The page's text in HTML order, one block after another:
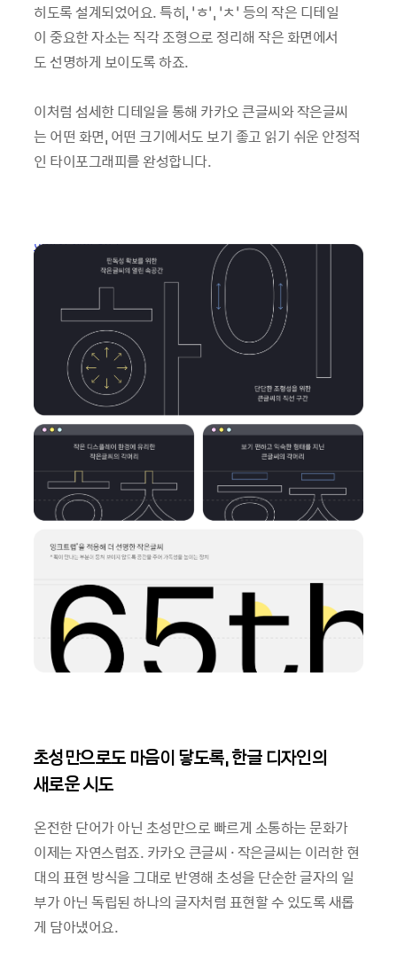
히도록 설계되었어요. 특히, ‘ㅎ’, ‘ㅊ’ 등의 작은 디테일
이 중요한 자소는 직각 조형으로 정리해 작은 화면에서
도 선명하게 보이도록 하죠.
이처럼 섬세한 디테일을 통해 카카오 큰글씨와 작은글씨
는 어떤 화면, 어떤 크기에서도 보기 좋고 읽기 쉬운 안정적
인 타이포그래피를 완성합니다.
이미지 새창 열림
초성만으로도 마음이 닿도록, 한글 디자인의
새로운 시도
온전한 단어가 아닌 초성만으로 빠르게 소통하는 문화가
이제는 자연스럽죠. 카카오 큰글씨 · 작은글씨는 이러한 현
대의 표현 방식을 그대로 반영해 초성을 단순한 글자의 일
부가 아닌 독립된 하나의 글자처럼 표현할 수 있도록 새롭
게 담아냈어요.